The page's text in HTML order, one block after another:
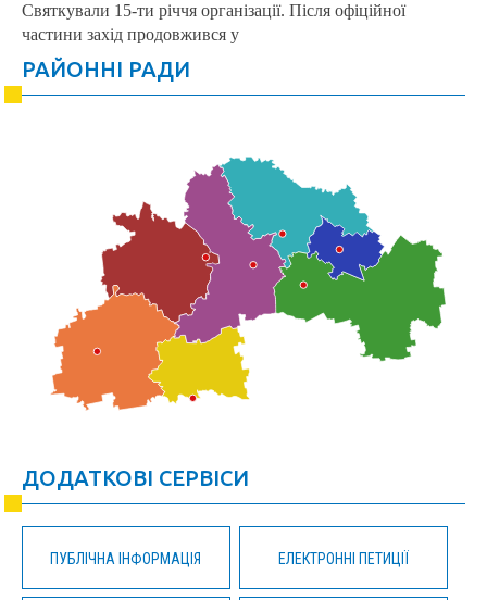
Святкували 15-ти річчя організації. Після офіційної
частини захід продовжився у
РАЙОННІ РАДИ
ДОДАТКОВІ СЕРВІСИ
ПУБЛІЧНА ІНФОРМАЦІЯ ЕЛЕКТРОННІ ПЕТИЦІЇ